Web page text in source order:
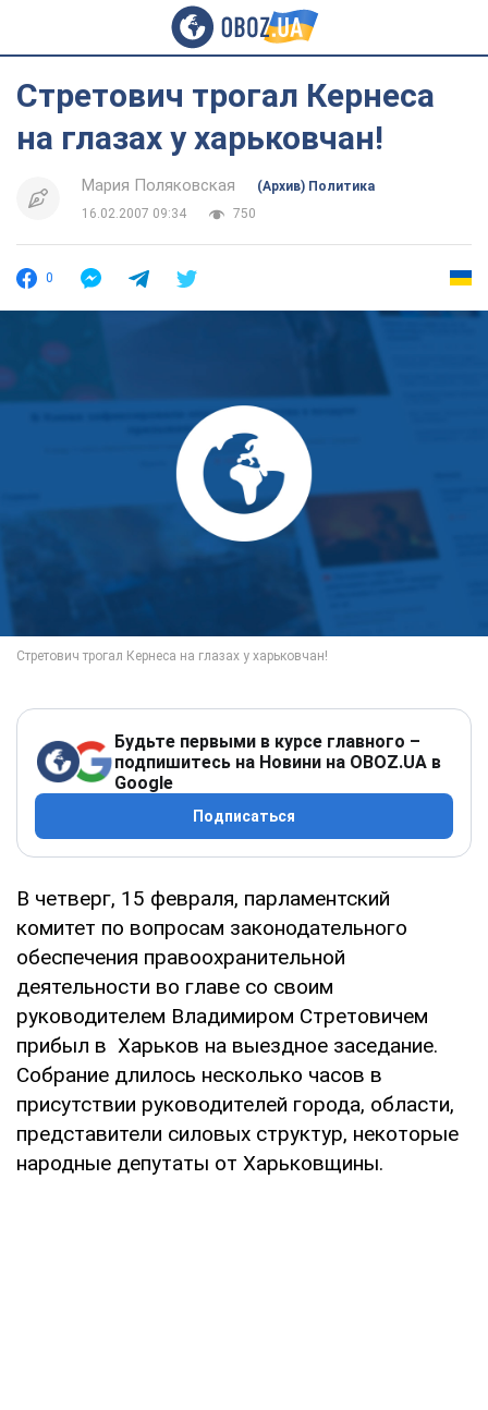
Стретович трогал Кернеса
на глазах у харьковчан!
Мария Поляковская
(Архив) Политика
16.02.2007 09:34
750
0
Будьте первыми в курсе главного –
подпишитесь на Новини на OBOZ.UA в
Google
Подписаться
В четверг, 15 февраля, парламентский
комитет по вопросам законодательного
обеспечения правоохранительной
деятельности во главе со своим
руководителем Владимиром Стретовичем
прибыл в Харьков на выездное заседание.
Собрание длилось несколько часов в
присутствии руководителей города, области,
представители силовых структур, некоторые
народные депутаты от Харьковщины.